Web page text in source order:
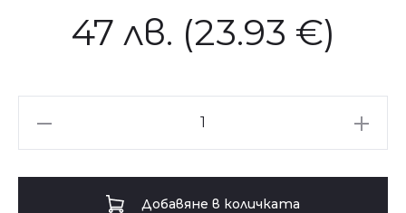
47 лв. (23.93 €)
Добавяне в количката